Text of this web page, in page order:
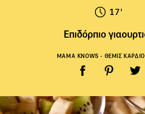
17'
Επιδόρπιο
MAMA KNOWS - ΘΕΜΙΣ